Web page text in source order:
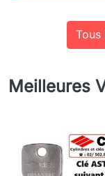
Tous
Meilleures